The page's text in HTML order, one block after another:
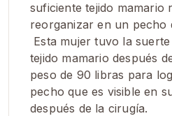
suficiente tejido mamario
reorganizar en un pecho
Esta mujer tuvo la
tejido mamario después
peso de 90 libras para
pecho que es visible en
después de la cirugía.